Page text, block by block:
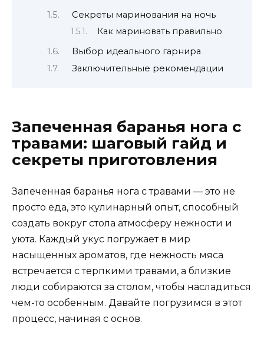
Секреты маринования на ночь
Как мариновать правильно
Выбор идеального гарнира
Заключительные рекомендации
Запеченная баранья нога с
травами: шаговый гайд и
секреты приготовления
Запеченная баранья нога с травами — это не
просто еда, это кулинарный опыт, способный
создать вокруг стола атмосферу нежности и
уюта. Каждый укус погружает в мир
насыщенных ароматов, где нежность мяса
встречается с терпкими травами, а близкие
люди собираются за столом, чтобы насладиться
чем-то особенным. Давайте погрузимся в этот
процесс, начиная с основ.